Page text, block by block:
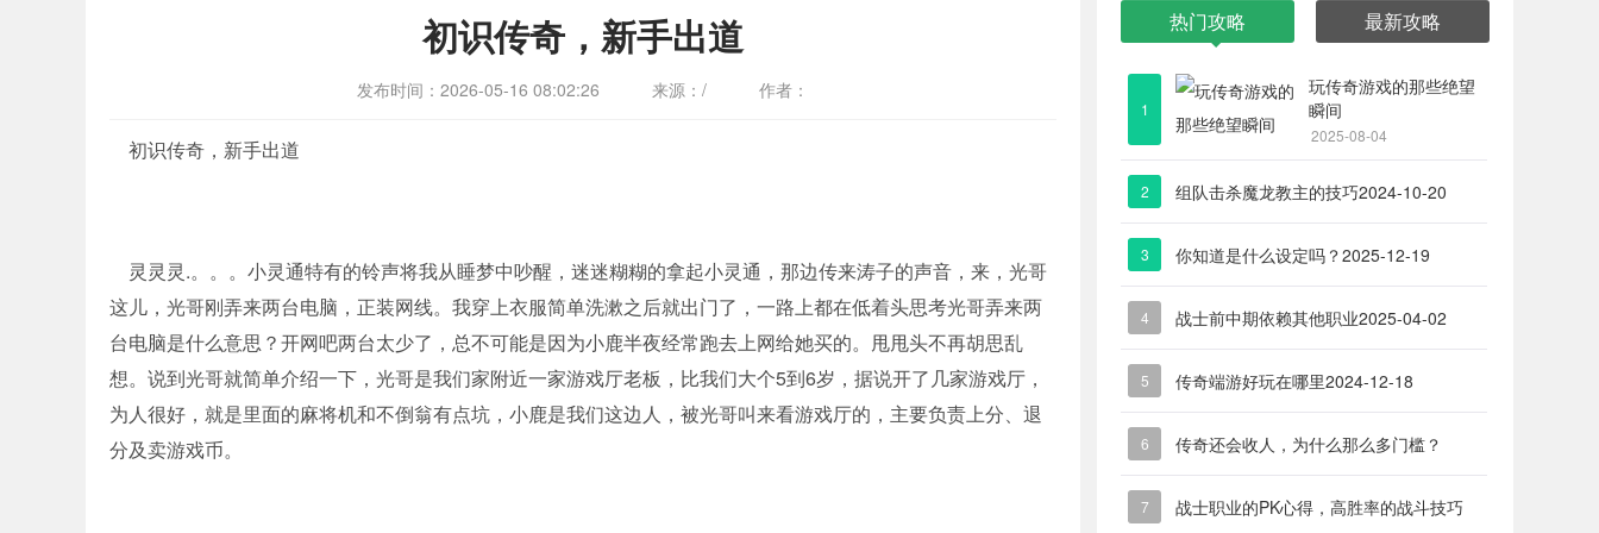
初识传奇，新手出道
发布时间：2026-05-16 08:02:26 来源：/ 作者：
初识传奇，新手出道
灵灵灵.。。。小灵通特有的铃声将我从睡梦中吵醒，迷迷糊糊的拿起小灵通，那边传来涛子的声音，来，光哥
这儿，光哥刚弄来两台电脑，正装网线。我穿上衣服简单洗漱之后就出门了，一路上都在低着头思考光哥弄来两
台电脑是什么意思？开网吧两台太少了，总不可能是因为小鹿半夜经常跑去上网给她买的。甩甩头不再胡思乱
想。说到光哥就简单介绍一下，光哥是我们家附近一家游戏厅老板，比我们大个5到6岁，据说开了几家游戏厅，
为人很好，就是里面的麻将机和不倒翁有点坑，小鹿是我们这边人，被光哥叫来看游戏厅的，主要负责上分、退
分及卖游戏币。
热门攻略 最新攻略
1
玩传奇游戏的那些绝望
瞬间
2025-08-04
2 组队击杀魔龙教主的技巧2024-10-20
3 你知道是什么设定吗？2025-12-19
4 战士前中期依赖其他职业2025-04-02
5 传奇端游好玩在哪里2024-12-18
6
传奇还会收人，为什么那么多门槛？
2026-04-07
7
战士职业的PK心得，高胜率的战斗技巧